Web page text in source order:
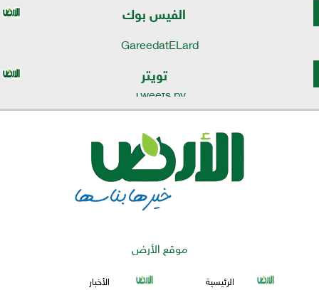
الفيس بوك
GareedatELard
تويتر
Tweets by
موقع الأرض
الرئيسية
الأخبار